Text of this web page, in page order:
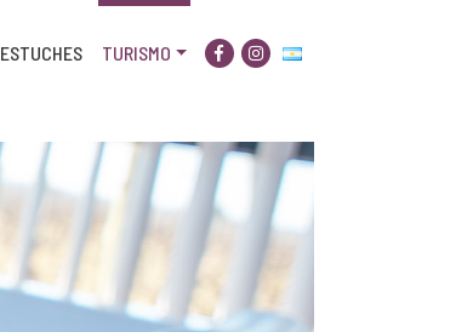
ESTUCHES TURISMO